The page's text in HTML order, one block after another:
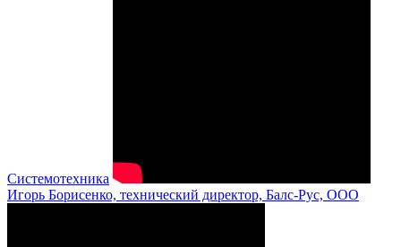
Системотехника
Игорь Борисенко, технический директор, Балс-Рус, ООО